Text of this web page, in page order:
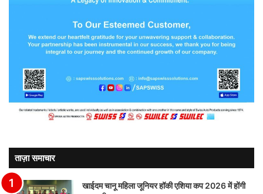
ताज़ा समाचार
खाईदम चानू महिला जूनियर हॉकी एशिया कप 2026 में होंगी